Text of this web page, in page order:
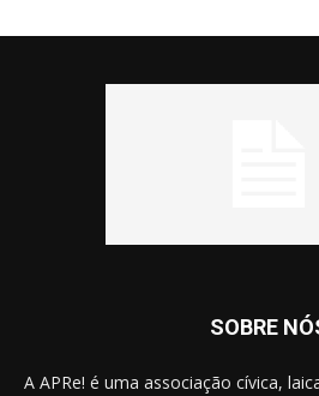
SOBRE
A APRe! é uma associação cívica,